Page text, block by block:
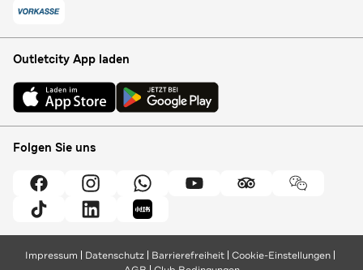
Outletcity App laden
Folgen Sie uns
Impressum Datenschutz Barrierefreiheit Cookie-Einstellungen